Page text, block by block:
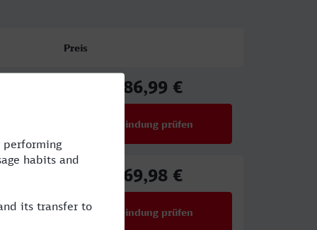
Preis
86,99 €
Verbindung prüfen
69,98 €
Verbindung prüfen